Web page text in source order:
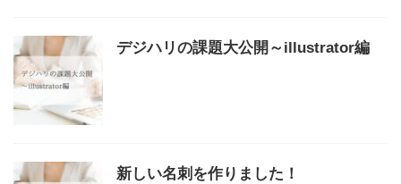
デジハリの課題大公開～illustrator編
新しい名刺を作りました！